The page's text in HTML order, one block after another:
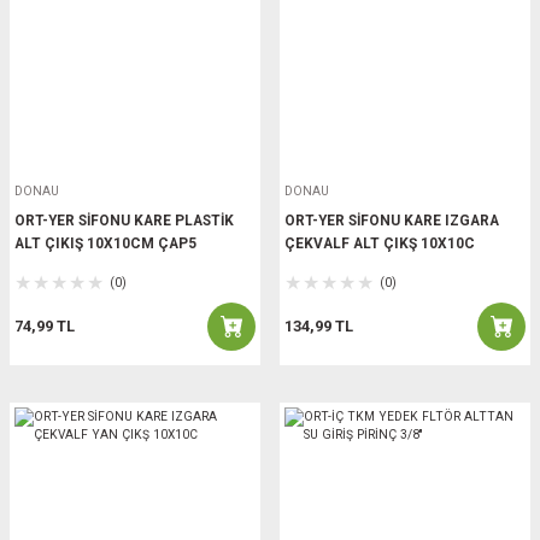
DONAU
ORT-YER SİFONU KARE PLASTİK
ALT ÇIKIŞ 10X10CM ÇAP5
(0)
74,99 TL
DONAU
ORT-YER SİFONU KARE IZGARA
ÇEKVALF ALT ÇIKŞ 10X10C
(0)
134,99 TL